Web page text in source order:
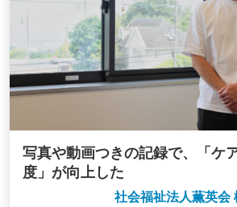
写真や動画つきの記録で、「ケ
度」が向上した
社会福祉法人薫英会